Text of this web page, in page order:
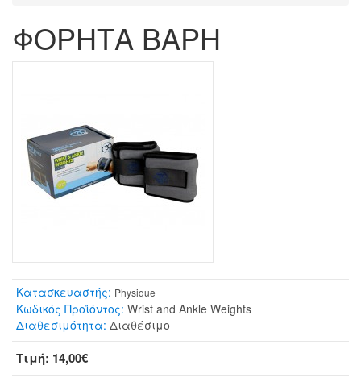
ΦΟΡΗΤΑ ΒΑΡΗ
Κατασκευαστής: Physique
Κωδικός Προϊόντος: Wrist and Ankle Weights
Διαθεσιμότητα: Διαθέσιμο
Τιμή: 14,00€